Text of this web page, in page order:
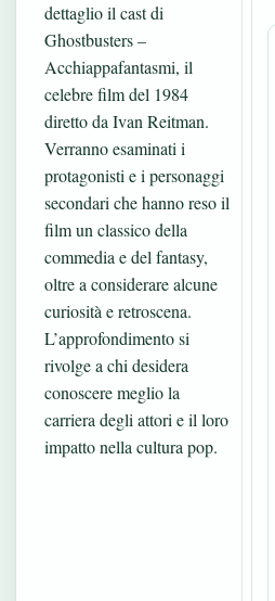
dettaglio il cast di
Ghostbusters –
Acchiappafantasmi, il
celebre film del 1984
diretto da Ivan Reitman.
Verranno esaminati i
protagonisti e i personaggi
secondari che hanno reso il
film un classico della
commedia e del fantasy,
oltre a considerare alcune
curiosità e retroscena.
L’approfondimento si
rivolge a chi desidera
conoscere meglio la
carriera degli attori e il loro
impatto nella cultura pop.